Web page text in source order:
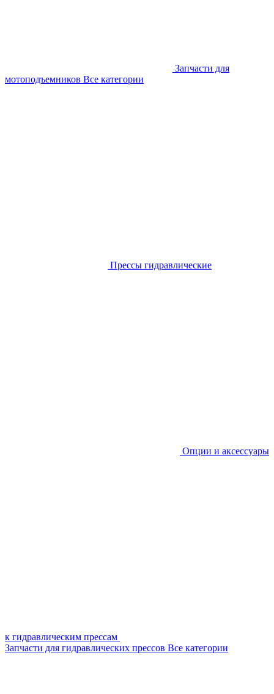
Запчасти для
мотоподъемников Все категории
Прессы гидравлические
Опции и аксессуары
к гидравлическим прессам
Запчасти для гидравлических прессов Все категории